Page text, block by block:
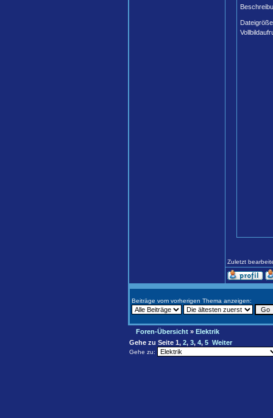
Zuletzt
Beiträge vom vorherigen Thema anzeigen:
Foren-Übersicht » Elektrik
Gehe zu Seite 1, 2, 3, 4, 5 Weiter
Gehe zu: